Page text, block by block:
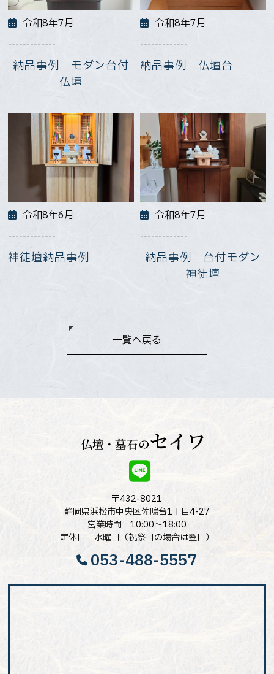
令和8年7月
-------------
納品事例 モダン台付
仏壇
令和8年7月
-------------
納品事例 仏壇台
令和8年6月
-------------
神徒壇納品事例
令和8年7月
-------------
納品事例 台付モダン
神徒壇
一覧へ戻る
〒432-8021
静岡県浜松市中央区佐鳴台1丁目4-27
営業時間 10:00～18:00
定休日 水曜日（祝祭日の場合は翌日）
053-488-5557